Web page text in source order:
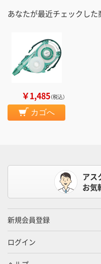
あなたが最近チェックした
￥1,485（税込）
カゴへ
アス
お気
新規会員登録
ログイン